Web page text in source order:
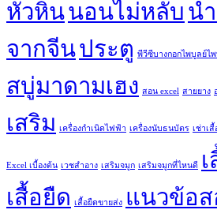
หัวหินนอนไม่หลับ น
จากจีนประตู พีวีซีบางกอกไพบูลย์ไ
สบู่มาดามเฮง สอน excel สายยาง
เสริม เครื่องกำเนิดไฟฟ้า เครื่องนับธนบัตร เช่าเ
Excel เบื้องต้น เวชสำอาง เสริมจมูก เสริมจมูกที่ไหนดี
เสื้อยืด เสื้อยืดขายส่ง แนวข้อ